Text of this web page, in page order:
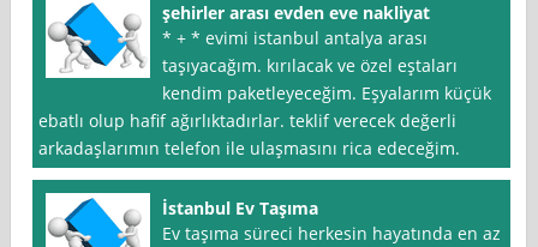
şehirler arası evden eve nakliyat
* + * evimi istanbul antalya arası
taşıyacağım. kırılacak ve özel eştaları
kendim paketleyeceğim. Eşyalarım küçük
ebatlı olup hafif ağırlıktadırlar. teklif verecek değerli
arkadaşlarımın telefon ile ulaşmasını rica edeceğim.
İstanbul Ev Taşıma
Ev taşıma süreci herkesin hayatında en az